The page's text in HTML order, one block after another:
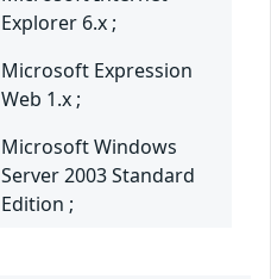
Explorer 6.x ;
Microsoft Expression
Web 1.x ;
Microsoft Windows
Server 2003 Standard
Edition ;